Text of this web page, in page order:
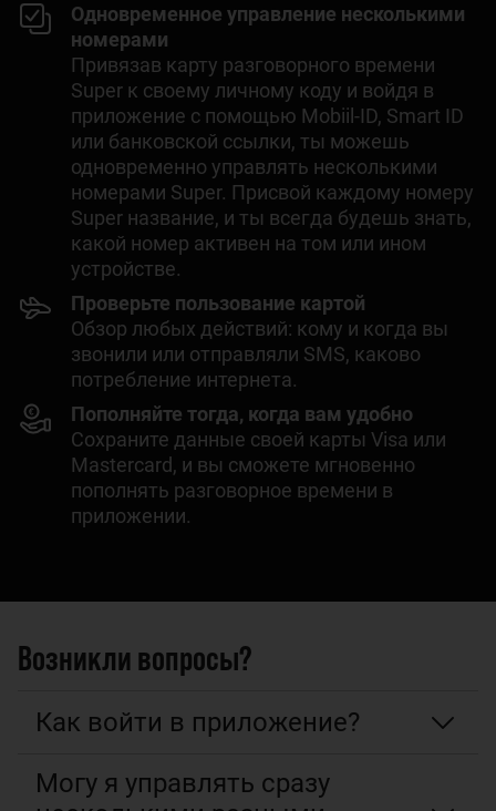
Одновременное управление несколькими
номерами
Привязав карту разговорного времени
Super к своему личному коду и войдя в
приложение с помощью Mobiil-ID, Smart ID
или банковской ссылки, ты можешь
одновременно управлять несколькими
номерами Super. Присвой каждому номеру
Super название, и ты всегда будешь знать,
какой номер активен на том или ином
устройстве.
Проверьте пользование картой
Обзор любых действий: кому и когда вы
звонили или отправляли SMS, каково
потребление интернета.
Пополняйте тогда, когда вам удобно
Сохраните данные своей карты Visa или
Mastercard, и вы сможете мгновенно
пополнять разговорное времени в
приложении.
Возникли вопросы?
Как войти в приложение?
Могу я управлять сразу